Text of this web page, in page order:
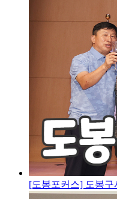
[도봉포커스] 도봉구